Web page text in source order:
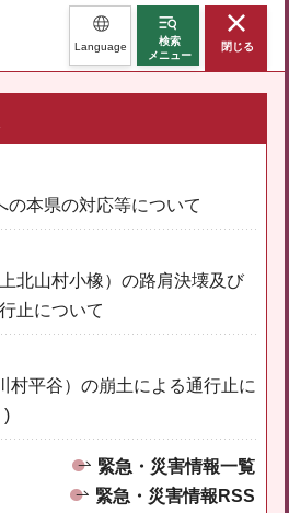
Language
検索
メニュー
閉じる
の本県の対応等について
北山村小橡）の路肩決壊及び
止について
村平谷）の崩土による通行止に
)
緊急・災害情報一覧
緊急・災害情報RSS